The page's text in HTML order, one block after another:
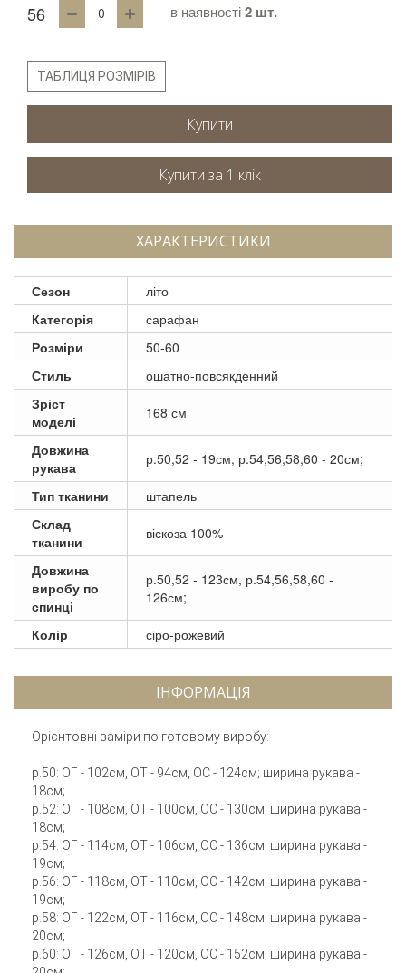
56 в наявності2 шт.
ТАБЛИЦЯ РОЗМІРІВ
Купити
ХАРАКТЕРИСТИКИ
Сезон
літо
Категорія
сарафан
Розміри
50-60
Стиль
ошатно-повсякденний
Зріст
моделі
168 см
Довжина
рукава
р.50,52 - 19см, р.54,56,58,60 - 20см;
Тип тканини
штапель
Склад
тканини
віскоза 100%
Довжина
виробу по
спинці
р.50,52 - 123см, р.54,56,58,60 -
126см;
Колір сіро-рожевий
ІНФОРМАЦІЯ
Орієнтовні заміри по готовому виробу:
р.50: ОГ - 102см, ОТ - 94см, ОС - 124см; ширина рукава -
18см;
р.52: ОГ - 108см, ОТ - 100см, ОС - 130см; ширина рукава -
18см;
р.54: ОГ - 114см, ОТ - 106см, ОС - 136см; ширина рукава -
19см;
р.56: ОГ - 118см, ОТ - 110см, ОС - 142см; ширина рукава -
19см;
р.58: ОГ - 122см, ОТ - 116см, ОС - 148см; ширина рукава -
20см;
р.60: ОГ - 126см, ОТ - 120см, ОС - 152см; ширина рукава -